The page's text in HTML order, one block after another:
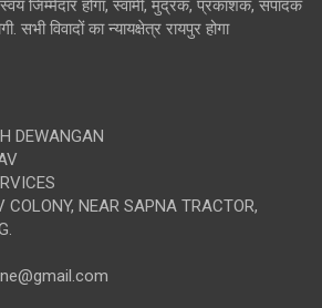
जिम्मेदार होगा, स्वामी, मुद्रक, प्रकाशक, संपादक
सभी विवादों का न्यायक्षेत्र रायपुर होगा
DEWANGAN
COLONY, NEAR SAPNA TRACTOR,